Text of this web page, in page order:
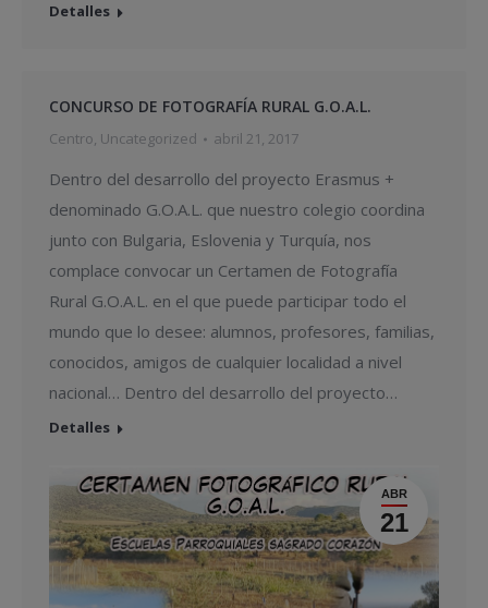
Detalles
CONCURSO DE FOTOGRAFÍA RURAL G.O.A.L.
Centro, Uncategorized abril 21, 2017
Dentro del desarrollo del proyecto Erasmus +
denominado G.O.A.L. que nuestro colegio coordina
junto con Bulgaria, Eslovenia y Turquía, nos
complace convocar un Certamen de Fotografía
Rural G.O.A.L. en el que puede participar todo el
mundo que lo desee: alumnos, profesores, familias,
conocidos, amigos de cualquier localidad a nivel
nacional… Dentro del desarrollo del proyecto…
Detalles
ABR
21